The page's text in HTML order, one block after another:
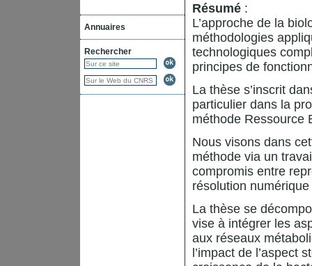
Annuaires
Rechercher
Résumé :
L’approche de la
méthodologies
technologiques
principes de
La thèse s’inscrit
particulier dans la
méthode Ressource
Nous visons dans
méthode via un
compromis entre
résolution
La thèse se
vise à intégrer les
aux réseaux
l’impact de l’aspect